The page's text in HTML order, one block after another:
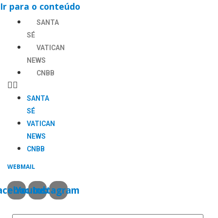
Ir para o conteúdo
SANTA
SÉ
VATICAN
NEWS
CNBB
SANTA
SÉ
VATICAN
NEWS
CNBB
WEBMAIL
Youtube
Instagram